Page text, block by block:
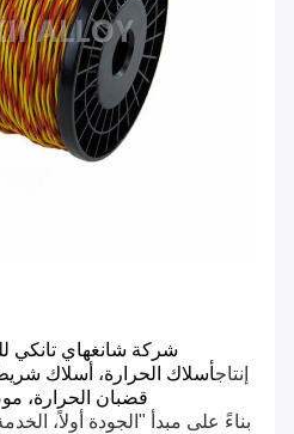
شركة شانغهاي تانكي
إنتاجأسلاك الحرارة، أسلاك
قضبان الحرارة،
بناءً على مبدأ "الجودة أولاً،